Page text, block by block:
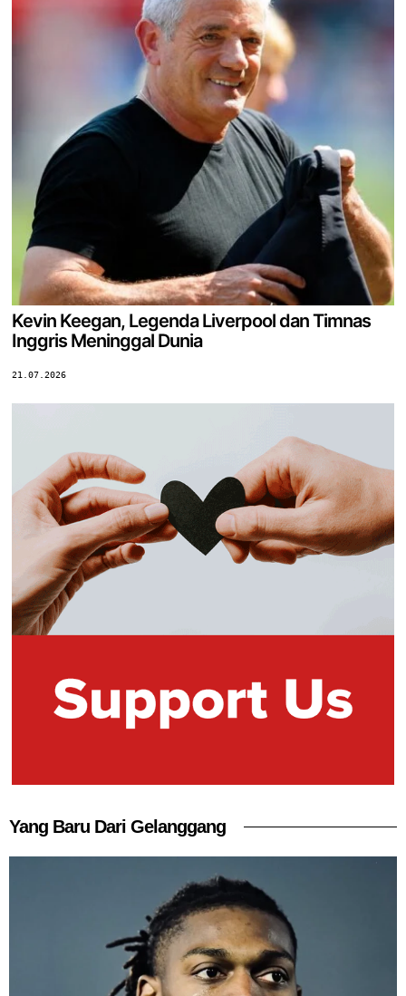
Kevin Keegan, Legenda Liverpool dan Timnas
Inggris Meninggal Dunia
21.07.2026
Yang Baru Dari Gelanggang